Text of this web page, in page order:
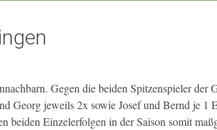
Gegen die beiden Spitzenspieler der
Georg jeweils 2x sowie Josef und Bernd je 1
beiden Einzelerfolgen in der Saison somit